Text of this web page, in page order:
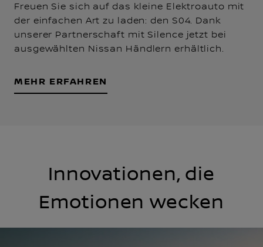
Freuen Sie sich auf das kleine Elektroauto mit
der einfachen Art zu laden: den S04. Dank
unserer Partnerschaft mit Silence jetzt bei
ausgewählten Nissan Händlern erhältlich.
MEHR ERFAHREN
Innovationen, die
Emotionen wecken